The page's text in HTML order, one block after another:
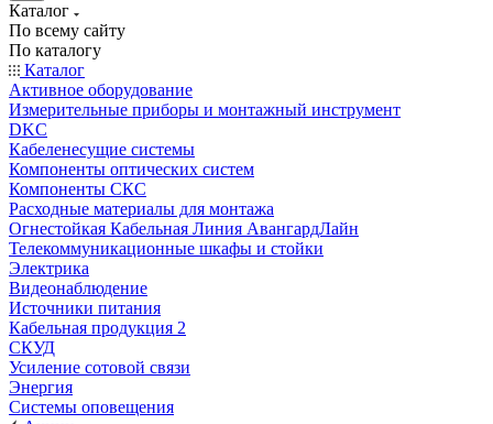
Каталог
По всему сайту
По каталогу
Каталог
Активное оборудование
Измерительные приборы и монтажный инструмент
DKC
Кабеленесущие системы
Компоненты оптических систем
Компоненты СКС
Расходные материалы для монтажа
Огнестойкая Кабельная Линия АвангардЛайн
Телекоммуникационные шкафы и стойки
Электрика
Видеонаблюдение
Источники питания
Кабельная продукция 2
СКУД
Усиление сотовой связи
Энергия
Системы оповещения